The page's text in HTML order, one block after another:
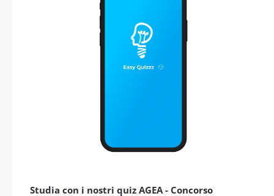
Studia con i nostri quiz AGEA - Concorso